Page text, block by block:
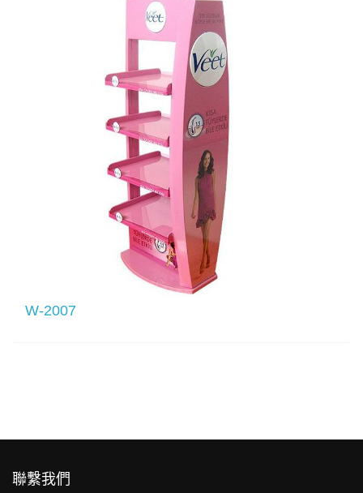
W-2007
聯繫我們